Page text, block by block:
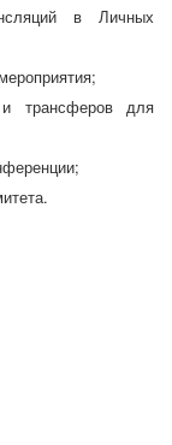
в Личных
и трансферов для